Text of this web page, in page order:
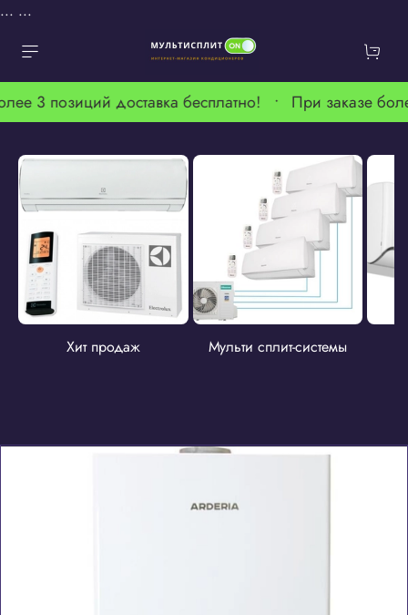
... ...
3 позиций доставка бесплатно! • При заказе
Хит продаж Мульти сплит-системы